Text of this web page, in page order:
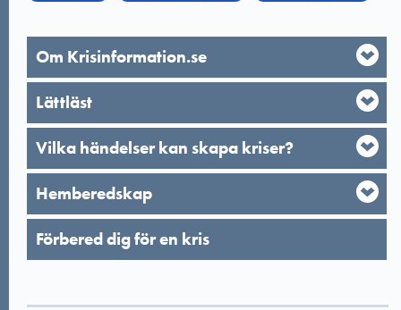
Om Krisinformation.se
Lättläst
Vilka händelser kan skapa kriser?
Hemberedskap
Förbered dig för en kris